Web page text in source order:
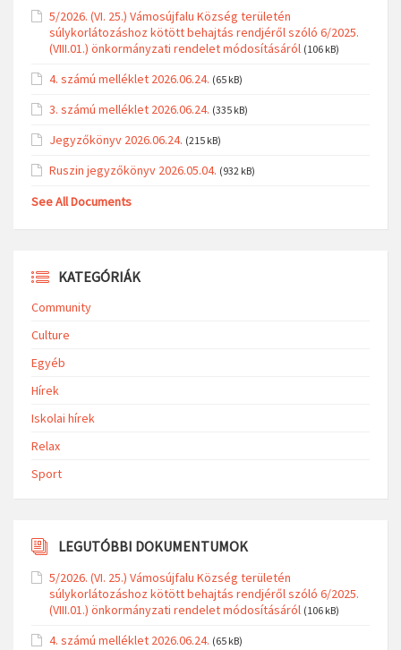
5/2026. (VI. 25.) Vámosújfalu Község területén
súlykorlátozáshoz kötött behajtás rendjéről szóló 6/2025.
(VIII.01.) önkormányzati rendelet módosításáról (106 kB)
4. számú melléklet 2026.06.24. (65 kB)
3. számú melléklet 2026.06.24. (335 kB)
Jegyzőkönyv 2026.06.24. (215 kB)
Ruszin jegyzőkönyv 2026.05.04. (932 kB)
See All Documents
KATEGÓRIÁK
Community
Culture
Egyéb
Hírek
Iskolai hírek
Relax
Sport
LEGUTÓBBI DOKUMENTUMOK
5/2026. (VI. 25.) Vámosújfalu Község területén
súlykorlátozáshoz kötött behajtás rendjéről szóló 6/2025.
(VIII.01.) önkormányzati rendelet módosításáról (106 kB)
4. számú melléklet 2026.06.24. (65 kB)